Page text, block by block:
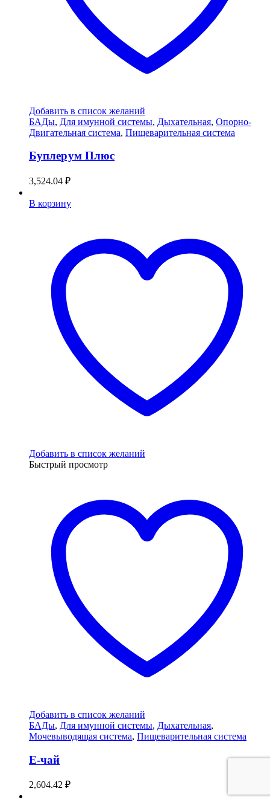
Добавить в список желаний
БАДы, Для имунной системы, Дыхательная, Опорно-
Двигательная система, Пищеварительная система
Буплерум Плюс
3,524.04 ₽
В корзину
Добавить в список желаний
Быстрый просмотр
Добавить в список желаний
БАДы, Для имунной системы, Дыхательная,
Мочевыводящая система, Пищеварительная система
Е-чай
2,604.42 ₽